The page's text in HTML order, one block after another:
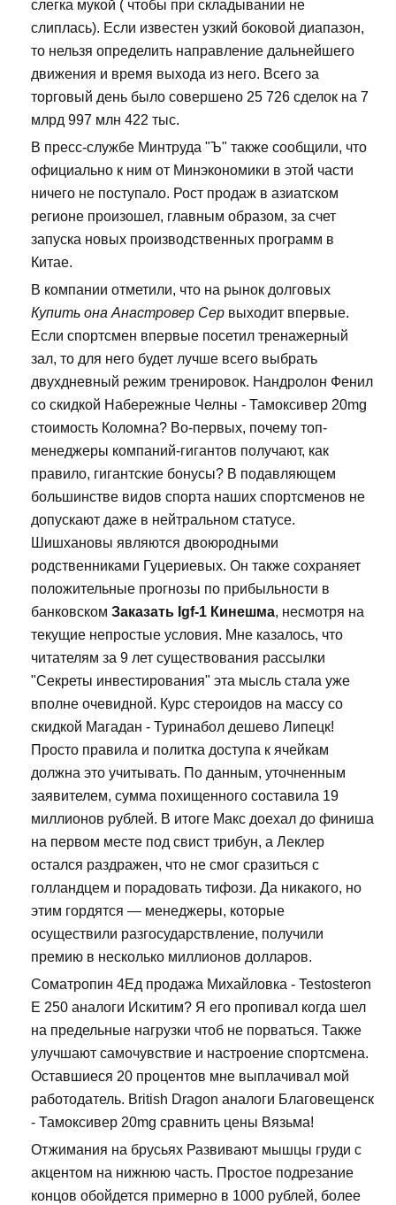
слегка мукой ( чтобы при складывании не
слиплась). Если известен узкий боковой диапазон,
то нельзя определить направление дальнейшего
движения и время выхода из него. Всего за
торговый день было совершено 25 726 сделок на 7
млрд 997 млн 422 тыс.
В пресс-службе Минтруда "Ъ" также сообщили, что
официально к ним от Минэкономики в этой части
ничего не поступало. Рост продаж в азиатском
регионе произошел, главным образом, за счет
запуска новых производственных программ в
Китае.
В компании отметили, что на рынок долговых
Купить она Анастровер Сер выходит впервые.
Если спортсмен впервые посетил тренажерный
зал, то для него будет лучше всего выбрать
двухдневный режим тренировок. Нандролон Фенил
со скидкой Набережные Челны - Тамоксивер 20mg
стоимость Коломна? Во-первых, почему топ-
менеджеры компаний-гигантов получают, как
правило, гигантские бонусы? В подавляющем
большинстве видов спорта наших спортсменов не
допускают даже в нейтральном статусе.
Шишхановы являются двоюродными
родственниками Гуцериевых. Он также сохраняет
положительные прогнозы по прибыльности в
банковском Заказать Igf-1 Кинешма, несмотря на
текущие непростые условия. Мне казалось, что
читателям за 9 лет существования рассылки
"Секреты инвестирования" эта мысль стала уже
вполне очевидной. Курс стероидов на массу со
скидкой Магадан - Туринабол дешево Липецк!
Просто правила и политка доступа к ячейкам
должна это учитывать. По данным, уточненным
заявителем, сумма похищенного составила 19
миллионов рублей. В итоге Макс доехал до финиша
на первом месте под свист трибун, а Леклер
остался раздражен, что не смог сразиться с
голландцем и порадовать тифози. Да никакого, но
этим гордятся — менеджеры, которые
осуществили разгосударствление, получили
премию в несколько миллионов долларов.
Cоматропин 4Ед продажа Михайловка - Testosteron
E 250 аналоги Искитим? Я его пропивал когда шел
на предельные нагрузки чтоб не порваться. Также
улучшают самочувствие и настроение спортсмена.
Оставшиеся 20 процентов мне выплачивал мой
работодатель. British Dragon аналоги Благовещенск
- Тамоксивер 20mg сравнить цены Вязьма!
Отжимания на брусьях Развивают мышцы груди с
акцентом на нижнюю часть. Простое подрезание
концов обойдется примерно в 1000 рублей, более